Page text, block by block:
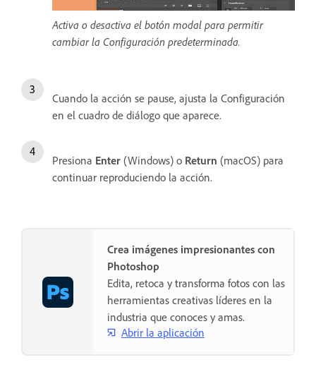
Activa o desactiva el botón modal para permitir
cambiar la Configuración predeterminada.
Cuando la acción se pause, ajusta la Configuración
en el cuadro de diálogo que aparece.
Presiona Enter (Windows) o Return (macOS) para
continuar reproduciendo la acción.
Crea imágenes impresionantes con
Photoshop
Edita, retoca y transforma fotos con las
herramientas creativas líderes en la
industria que conoces y amas.
Abrir la aplicación